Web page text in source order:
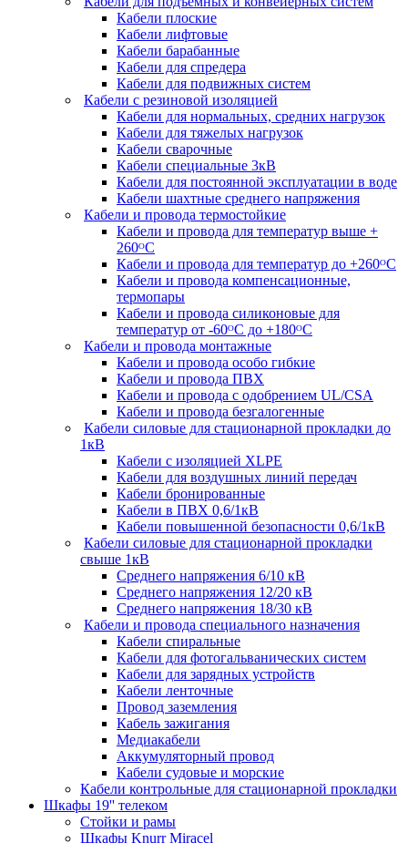
Кабели плоские
Кабели лифтовые
Кабели барабанные
Кабели для спредера
Кабели для подвижных систем
Кабели с резиновой изоляцией
Кабели для нормальных, средних нагрузок
Кабели для тяжелых нагрузок
Кабели сварочные
Кабели специальные 3кВ
Кабели для постоянной эксплуатации в воде
Кабели шахтные среднего напряжения
Кабели и провода термостойкие
Кабели и провода для температур выше +
260ᴼС
Кабели и провода для температур до +260ᴼС
Кабели и провода компенсационные,
термопары
Кабели и провода силиконовые для
температур от -60ᴼC до +180ᴼС
Кабели и провода монтажные
Кабели и провода особо гибкие
Кабели и провода ПВХ
Кабели и провода с одобрением UL/CSA
Кабели и провода безгалогенные
Кабели силовые для стационарной прокладки до
1кВ
Кабели c изоляцией XLPE
Кабели для воздушных линий передач
Кабели бронированные
Кабели в ПВХ 0,6/1кВ
Кабели повышенной безопасности 0,6/1кВ
Кабели силовые для стационарной прокладки
свыше 1кВ
Среднего напряжения 6/10 кВ
Среднего напряжения 12/20 кВ
Среднего напряжения 18/30 кВ
Кабели и провода специального назначения
Кабели спиральные
Кабели для фотогальванических систем
Кабели для зарядных устройств
Кабели ленточные
Провод заземления
Кабель зажигания
Медиакабели
Аккумуляторный провод
Кабели судовые и морские
Кабели контрольные для стационарной прокладки
Шкафы 19'' телеком
Стойки и рамы
Шкафы Knurr Miracel